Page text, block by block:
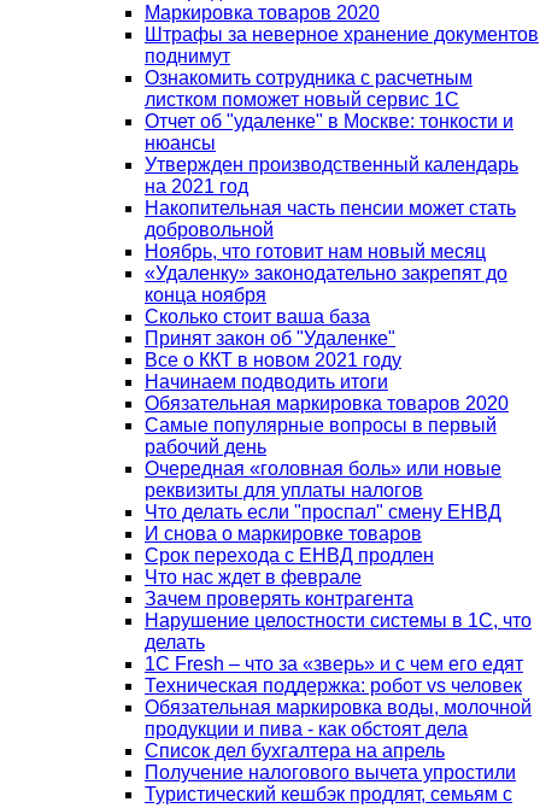
Маркировка товаров 2020
Штрафы за неверное хранение документов
поднимут
Ознакомить сотрудника с расчетным
листком поможет новый сервис 1С
Отчет об "удаленке" в Москве: тонкости и
нюансы
Утвержден производственный календарь
на 2021 год
Накопительная часть пенсии может стать
добровольной
Ноябрь, что готовит нам новый месяц
«Удаленку» законодательно закрепят до
конца ноября
Сколько стоит ваша база
Принят закон об "Удаленке"
Все о ККТ в новом 2021 году
Начинаем подводить итоги
Обязательная маркировка товаров 2020
Самые популярные вопросы в первый
рабочий день
Очередная «головная боль» или новые
реквизиты для уплаты налогов
Что делать если "проспал" смену ЕНВД
И снова о маркировке товаров
Срок перехода с ЕНВД продлен
Что нас ждет в феврале
Зачем проверять контрагента
Нарушение целостности системы в 1С, что
делать
1С Fresh – что за «зверь» и с чем его едят
Техническая поддержка: робот vs человек
Обязательная маркировка воды, молочной
продукции и пива - как обстоят дела
Список дел бухгалтера на апрель
Получение налогового вычета упростили
Туристический кешбэк продлят, семьям с